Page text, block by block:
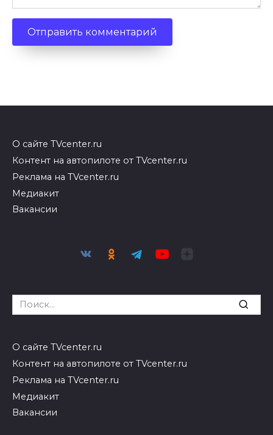
О сайте TVcenter.ru
Контент на автопилоте от TVcenter.ru
Реклама на TVcenter.ru
Медиакит
Вакансии
Search
for:
О сайте TVcenter.ru
Контент на автопилоте от TVcenter.ru
Реклама на TVcenter.ru
Медиакит
Вакансии